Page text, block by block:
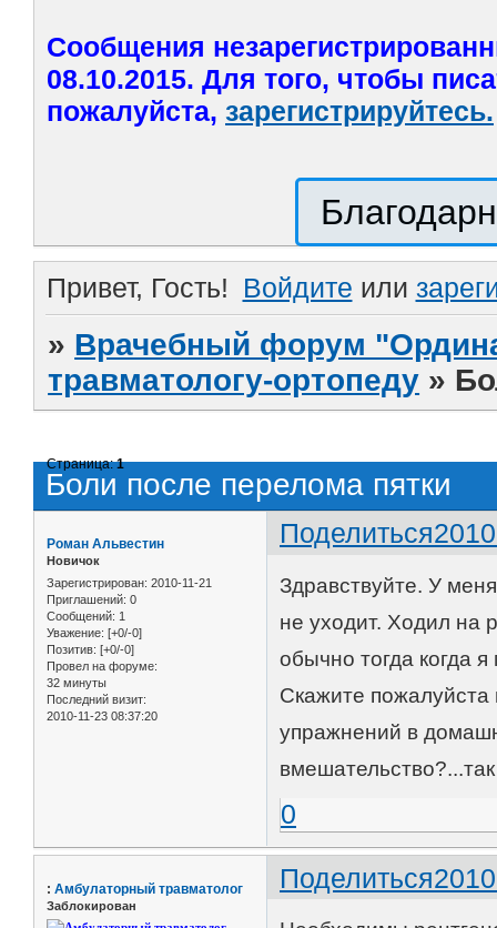
Сообщения
08.10.2015. Для того, чтобы
пожалуйста, зарегистрируйтесь.
Привет, Гость! Войдите или
» Врачебный форум
травматологу-ортопеду »
Боли после перелома пятки
Страница:1
Поделиться
Роман Альвестин
Новичок
Зарегистрирован: 2010-11-21
Приглашений: 0
Сообщений: 1
Уважение: [+0/-0]
Позитив: [+0/-0]
Провел на форуме:
32 минуты
Последний визит:
2010-11-23 08:37:20
Здравствуйте. У
не уходит. Ходил на
обычно тогда когда
Скажите
упражнений в
0
Поделиться
: Амбулаторный травматолог
Заблокирован